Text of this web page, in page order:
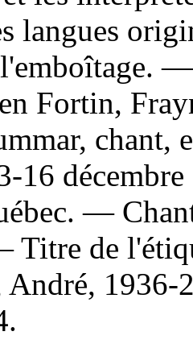
langues
l'emboîtage.
Fortin,
chant,
16
—
Titre de
André,